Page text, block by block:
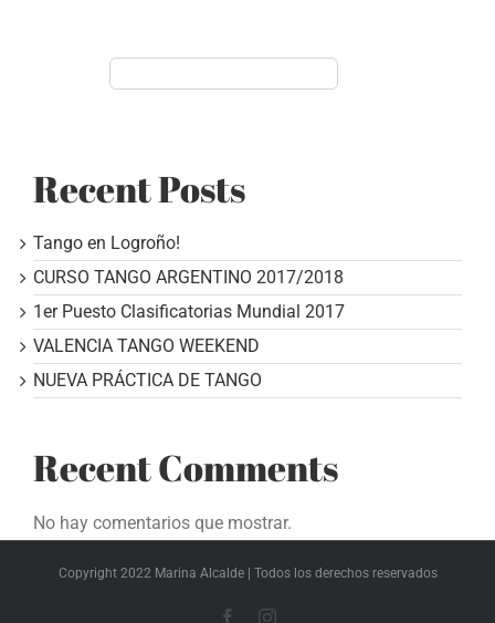
Recent Posts
Tango en Logroño!
CURSO TANGO ARGENTINO 2017/2018
1er Puesto Clasificatorias Mundial 2017
VALENCIA TANGO WEEKEND
NUEVA PRÁCTICA DE TANGO
Recent Comments
No hay comentarios que mostrar.
Copyright 2022 Marina Alcalde | Todos los derechos reservados
FacebookInstagram